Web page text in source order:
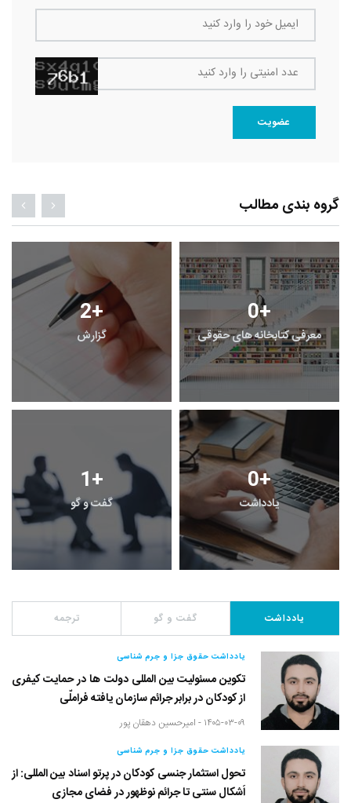
ایمیل خود را وارد کنید
عدد امنیتی را وارد کنید
عضویت
گروه بندی مطالب
2+
گزارش
0+
معرفی کتابخانه های حقوقی
1+
گفت و گو
0+
یادداشت
یادداشت گفت و گو ترجمه
یادداشت حقوق جزا و جرم شناسی
تکوین مسئولیت بین المللی دولت ها در حمایت کیفری
از کودکان در برابر جرائم سازمان یافته فراملّی
۱۴۰۵-۰۳-۰۹ - امیرحسین دهقان پور
یادداشت حقوق جزا و جرم شناسی
تحول استثمار جنسی کودکان در پرتو اسناد بین المللی: از
اَشکال سنتی تا جرائم نوظهور در فضای مجازی